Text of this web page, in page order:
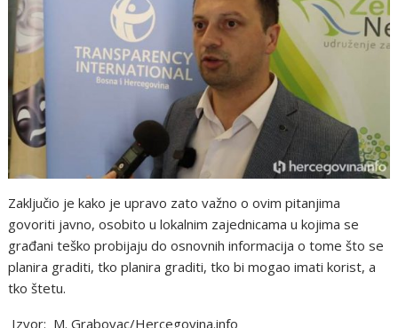
Zaključio je kako je upravo zato važno o ovim pitanjima
govoriti javno, osobito u lokalnim zajednicama u kojima se
građani teško probijaju do osnovnih informacija o tome što se
planira graditi, tko planira graditi, tko bi mogao imati korist, a
tko štetu.
Izvor: M. Grabovac/Hercegovina.info